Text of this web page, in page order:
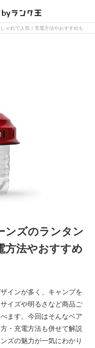
ゃれで人気｜充電方法やおすすめも
ンズのランタン
方法やおすすめ
インが多く、キャンプを
イズや明るさなど商品ご
ます。今回はそんなベア
・充電方法も併せて解説
ズの魅力が一気にわかり